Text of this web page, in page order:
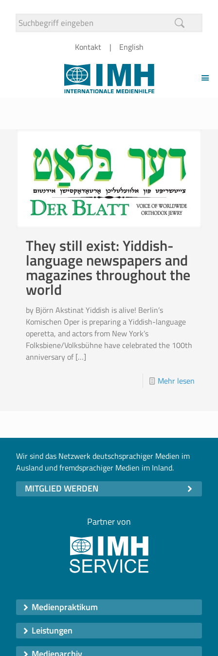
Kontakt English
They still exist: Yiddish-
language newspapers and
magazines throughout the
world
by Björn Akstinat Yiddish is alive! Berlin’s
Komischen Oper is preparing a Yiddish-language
operetta, and actors from New York’s
Folksbiene/Volksbühne have celebrated the 100th
anniversary of […]
Mehr lesen
Wir sind das Netzwerk deutschsprachiger Medien im
Ausland und fremdsprachiger Medien im Inland.
MITGLIED WERDEN
Partner von
Medienpraktikum
Leistungen